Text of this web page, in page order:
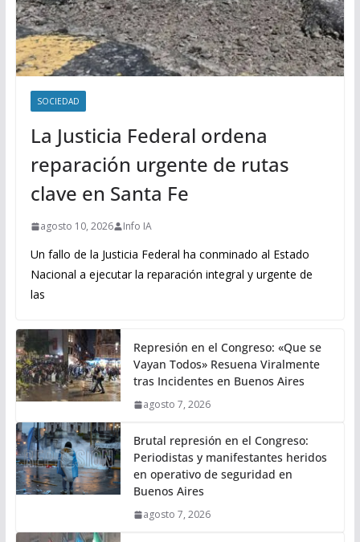
SOCIEDAD
La Justicia Federal ordena
reparación urgente de rutas
clave en Santa Fe
agosto 10, 2026 Info IA
Un fallo de la Justicia Federal ha conminado al Estado
Nacional a ejecutar la reparación integral y urgente de
las
Represión en el Congreso: «Que se
Vayan Todos» Resuena Viralmente
tras Incidentes en Buenos Aires
agosto 7, 2026
Brutal represión en el Congreso:
Periodistas y manifestantes heridos
en operativo de seguridad en
Buenos Aires
agosto 7, 2026